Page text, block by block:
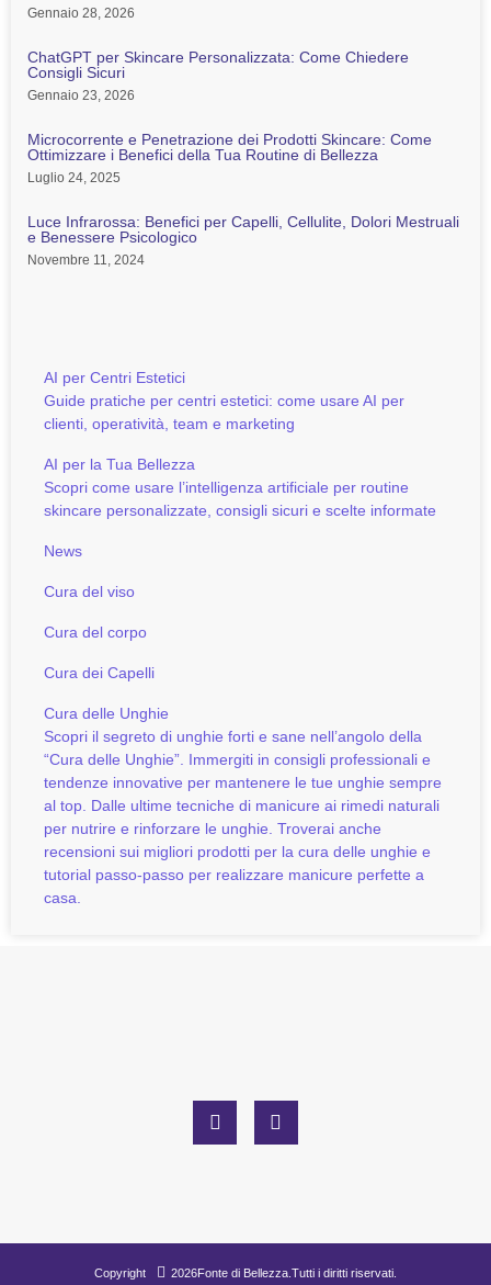
Gennaio 28, 2026
ChatGPT per Skincare Personalizzata: Come Chiedere
Consigli Sicuri
Gennaio 23, 2026
Microcorrente e Penetrazione dei Prodotti Skincare: Come
Ottimizzare i Benefici della Tua Routine di Bellezza
Luglio 24, 2025
Luce Infrarossa: Benefici per Capelli, Cellulite, Dolori Mestruali
e Benessere Psicologico
Novembre 11, 2024
AI per Centri Estetici
Guide pratiche per centri estetici: come usare AI per
clienti, operatività, team e marketing
AI per la Tua Bellezza
Scopri come usare l’intelligenza artificiale per routine
skincare personalizzate, consigli sicuri e scelte informate
News
Cura del viso
Cura del corpo
Cura dei Capelli
Cura delle Unghie
Scopri il segreto di unghie forti e sane nell’angolo della
“Cura delle Unghie”. Immergiti in consigli professionali e
tendenze innovative per mantenere le tue unghie sempre
al top. Dalle ultime tecniche di manicure ai rimedi naturali
per nutrire e rinforzare le unghie. Troverai anche
recensioni sui migliori prodotti per la cura delle unghie e
tutorial passo-passo per realizzare manicure perfette a
casa.
Copyright 2026Fonte di Bellezza. Tutti i diritti riservati.